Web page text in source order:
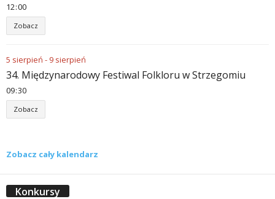
12 00
Zobacz
5 sierpień - 9 sierpień
34. Międzynarodowy Festiwal Folkloru w Strzegomiu
09 30
Zobacz
Zobacz cały kalendarz
Konkursy